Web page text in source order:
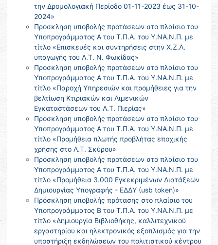
την Δρομολογιακή Περίοδο 01-11-2023 έως 31-10-
2024»
Πρόσκληση υποβολής προτάσεων στο πλαίσιο του
Υποπρογράμματος Α του Τ.Π.Α. του Υ.ΝΑ.Ν.Π. με
τίτλο «Επισκευές και συντηρήσεις στην Χ.Ζ.Λ.
υπαγωγής του Λ.Τ. Ν. Φωκίδας»
Πρόσκληση υποβολής προτάσεων στο πλαίσιο του
Υποπρογράμματος Α του Τ.Π.Α. του Υ.ΝΑ.Ν.Π. με
τίτλο «Παροχή Υπηρεσιών και προμήθειες για την
βελτίωση Κτιριακών και Λιμενικών
Εγκαταστάσεων του Λ.Τ. Πιερίας»
Πρόσκληση υποβολής προτάσεων στο πλαίσιο του
Υποπρογράμματος Α του Τ.Π.Α. του Υ.ΝΑ.Ν.Π. με
τίτλο «Προμήθεια πλωτής προβλήτας εποχικής
χρήσης στο Λ.Τ. Σκύρου»
Πρόσκληση υποβολής προτάσεων στο πλαίσιο του
Υποπρογράμματος Α του Τ.Π.Α. του Υ.ΝΑ.Ν.Π. με
τίτλο «Προμήθεια 3.000 Εγκεκριμένων Διατάξεων
Δημιουργίας Υπογραφής - ΕΔΔΥ (usb token)»
Πρόσκληση υποβολής πρότασης στο πλαίσιο του
Υποπρογράμματος Β του Τ.Π.Α. του Υ.ΝΑ.Ν.Π. με
τίτλο «Δημιουργία Βιβλιοθήκης, καλλιτεχνικού
εργαστηρίου και ηλεκτρονικός εξοπλισμός για την
υποστήριξη εκδηλώσεων του πολιτιστικού κέντρου